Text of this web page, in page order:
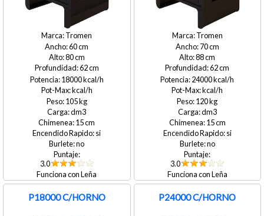
Tromen
60
80
62
18000
105
15
si
no
3.0
Leña
Tromen
70
88
62
24000
120
15
si
no
3.0
Leña
P18000 C/HORNO P24000 C/HORNO